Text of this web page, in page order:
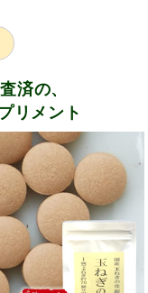
済の、
リメント